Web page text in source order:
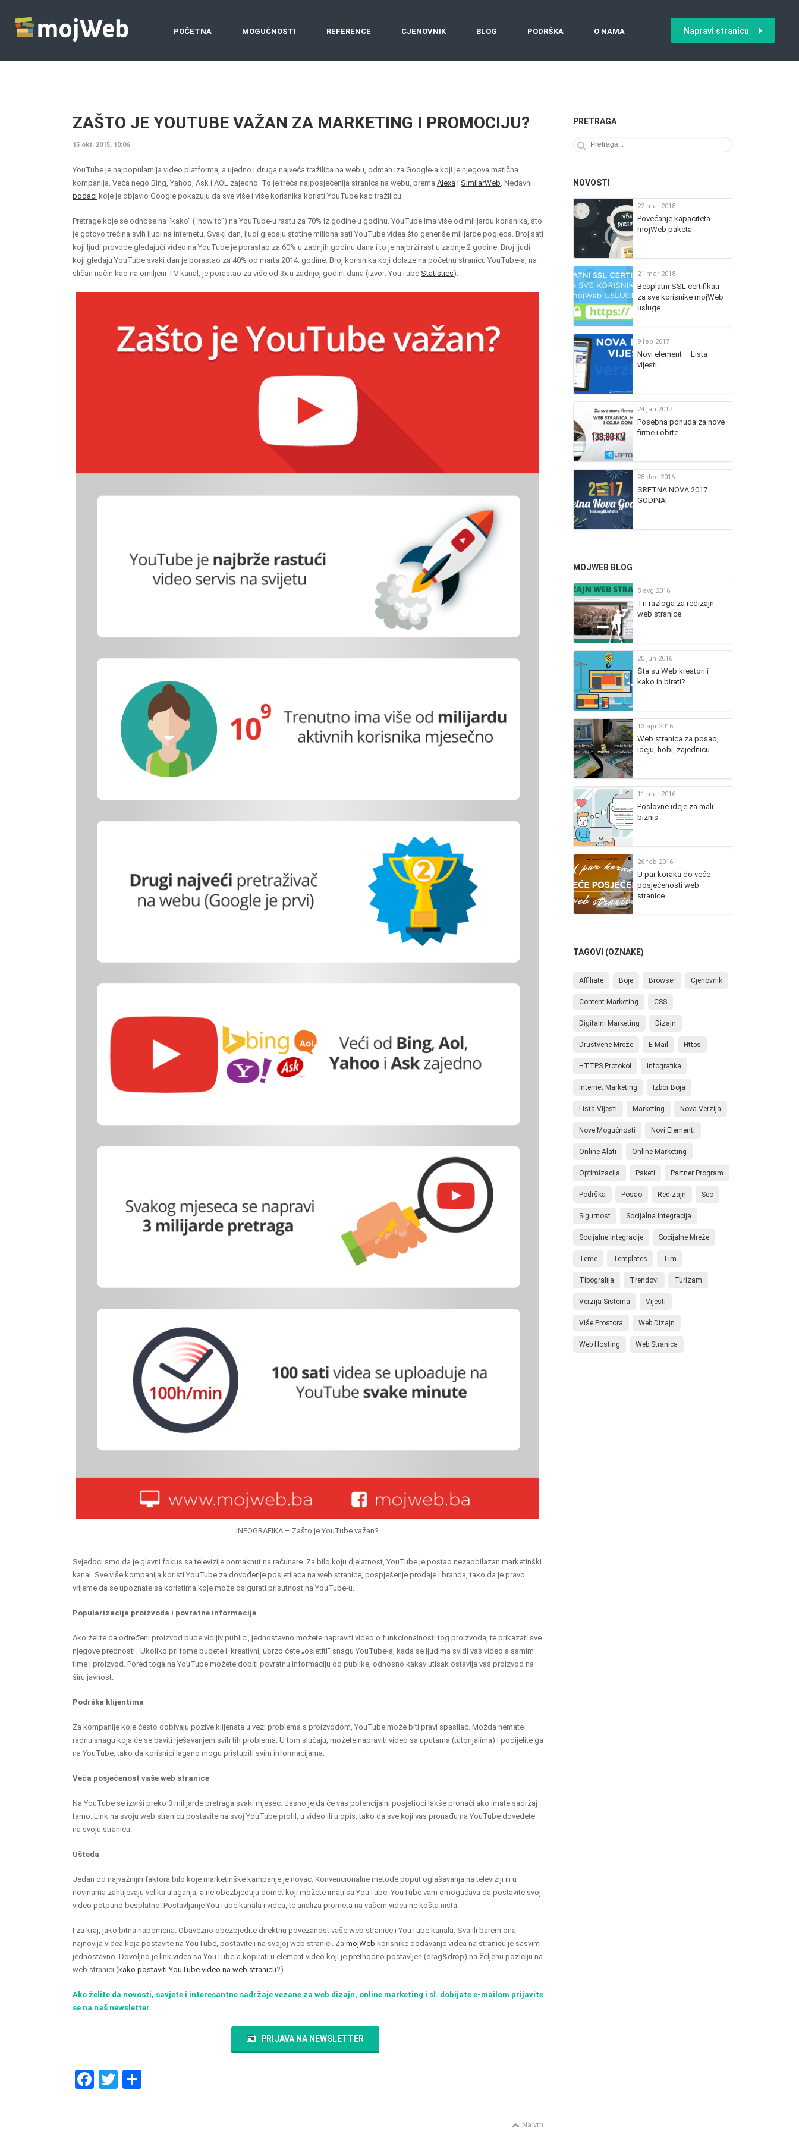
POČETNA MOGUĆNOSTI REFERENCE CJENOVNIK BLOG PODRŠKA O NAMA Napravi stranicu
ZAŠTO JE YOUTUBE VAŽAN ZA MARKETING I PROMOCIJU?
15 okt. 2015, 10:06
YouTube je najpopularnija video platforma, a ujedno i druga najveća tražilica na webu, odmah iza Google-a koji je njegova matična
kompanija. Veća nego Bing, Yahoo, Ask i AOL zajedno. To je treća najposjećenija stranica na webu, prema Alexa i SimilarWeb. Nedavni
podaci koje je objavio Google pokazuju da sve više i više korisnika koristi YouTube kao tražilicu.
Pretrage koje se odnose na “kako” (“how to”) na YouTube-u rastu za 70% iz godine u godinu. YouTube ima više od milijardu korisnika, što
je gotovo trećina svih ljudi na internetu. Svaki dan, ljudi gledaju stotine miliona sati YouTube videa što generiše milijarde pogleda. Broj sati
koji ljudi provode gledajući video na YouTube je porastao za 60% u zadnjih godinu dana i to je najbrži rast u zadnje 2 godine. Broj ljudi
koji gledaju YouTube svaki dan je porastao za 40% od marta 2014. godine. Broj korisnika koji dolaze na početnu stranicu YouTube-a, na
sličan način kao na omiljeni TV kanal, je porastao za više od 3x u zadnjoj godini dana (izvor: YouTube Statistics).
INFOGRAFIKA – Zašto je YouTube važan?
Svjedoci smo da je glavni fokus sa televizije pomaknut na računare. Za bilo koju djelatnost, YouTube je postao nezaobilazan marketinški
kanal. Sve više kompanija koristi YouTube za dovođenje posjetilaca na web stranice, pospješenje prodaje i branda, tako da je pravo
vrijeme da se upoznate sa koristima koje može osigurati prisutnost na YouTube-u.
Popularizacija proizvoda i povratne informacije
Ako želite da određeni proizvod bude vidljiv publici, jednostavno možete napraviti video o funkcionalnosti tog proizvoda, te prikazati sve
njegove prednosti. Ukoliko pri tome budete i kreativni, ubrzo ćete „osjetiti“ snagu YouTube-a, kada se ljudima svidi vaš video a samim
time i proizvod. Pored toga na YouTube možete dobiti povratnu informaciju od publike, odnosno kakav utisak ostavlja vaš proizvod na
širu javnost.
Podrška klijentima
Za kompanije koje često dobivaju pozive klijenata u vezi problema s proizvodom, YouTube može biti pravi spasilac. Možda nemate
radnu snagu koja će se baviti rješavanjem svih tih problema. U tom slučaju, možete napraviti video sa uputama (tutorijalima) i podijelite ga
na YouTube, tako da korisnici lagano mogu pristupiti svim informacijama.
Veća posjećenost vaše web stranice
Na YouTube se izvrši preko 3 milijarde pretraga svaki mjesec. Jasno je da će vas potencijalni posjetioci lakše pronaći ako imate sadržaj
tamo. Link na svoju web stranicu postavite na svoj YouTube profil, u video ili u opis, tako da sve koji vas pronađu na YouTube dovedete
na svoju stranicu.
Ušteda
Jedan od najvažnijih faktora bilo koje marketinške kampanje je novac. Konvencionalne metode poput oglašavanja na televiziji ili u
novinama zahtijevaju velika ulaganja, a ne obezbjeđuju domet koji možete imati sa YouTube. YouTube vam omogućava da postavite svoj
video potpuno besplatno. Postavljanje YouTube kanala i videa, te analiza prometa na vašem videu ne košta ništa.
I za kraj, jako bitna napomena. Obavezno obezbjedite direktnu povezanost vaše web stranice i YouTube kanala. Sva ili barem ona
najnovija videa koja postavite na YouTube, postavite i na svojoj web stranici. Za mojWeb korisnike dodavanje videa na stranicu je sasvim
jednostavno. Dovoljno je link videa sa YouTube-a kopirati u element video koji je prethodno postavljen (drag&drop) na željenu poziciju na
web stranici (kako postaviti YouTube video na web stranicu?).
Ako želite da novosti, savjete i interesantne sadržaje vezane za web dizajn, online marketing i sl. dobijate e-mailom prijavite
se na naš newsletter.
PRIJAVA NA NEWSLETTER
F
T
Na vrh
PRETRAGA
NOVOSTI
22 mar 2018
Povećanje kapaciteta
mojWeb paketa
21 mar 2018
Besplatni SSL certifikati
za sve korisnike mojWeb
usluge
9 feb 2017
Novi element – Lista
vijesti
24 jan 2017
Posebna ponuda za nove
firme i obrte
28 dec 2016
SRETNA NOVA 2017.
GODINA!
MOJWEB BLOG
5 avg 2016
Tri razloga za redizajn
web stranice
20 jun 2016
Šta su Web kreatori i
kako ih birati?
13 apr 2016
Web stranica za posao,
ideju, hobi, zajednicu…
11 mar 2016
Poslovne ideje za mali
biznis
26 feb 2016
U par koraka do veće
posjećenosti web
stranice
TAGOVI (OZNAKE)
Affiliate Boje Browser Cjenovnik
Content Marketing CSS
Digitalni Marketing Dizajn
Društvene Mreže E-Mail Https
HTTPS Protokol Infografika
Internet Marketing Izbor Boja
Lista Vijesti Marketing Nova Verzija
Nove Mogućnosti Novi Elementi
Online Alati Online Marketing
Optimizacija Paketi Partner Program
Podrška Posao Redizajn Seo
Sigurnost Socijalna Integracija
Socijalne Integracije Socijalne Mreže
Teme Templates Tim
Tipografija Trendovi Turizam
Verzija Sistema Vijesti
Više Prostora Web Dizajn
Web Hosting Web Stranica